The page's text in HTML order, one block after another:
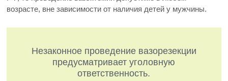
возрасте, вне зависимости от наличия детей у мужчины.
Незаконное проведение вазорезекции
предусматривает уголовную
ответственность.